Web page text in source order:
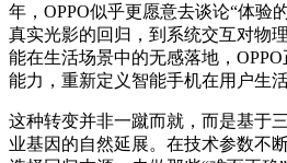
年，OPPO似乎更愿意去谈论“体验
真实光影的回归，到系统交互对物
能在生活场景中的无感落地，
能力，重新定义智能手机在用户生活
这种转变并非一蹴而就，而是基于
业基因的自然延展。在技术参数不